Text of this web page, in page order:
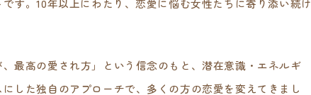
す。10年以上にわたり、恋愛に悩む女性たちに寄り添い続け
、最高の愛され方」という信念のもと、潜在意識・エネルギ
した独自のアプローチで、多くの方の恋愛を変えてきまし